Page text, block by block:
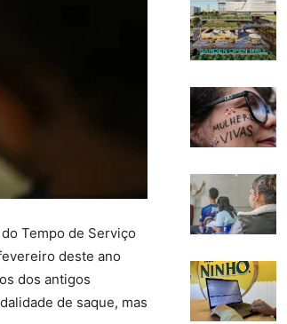
Tempo de Serviço
deste ano
dos antigos
de saque, mas